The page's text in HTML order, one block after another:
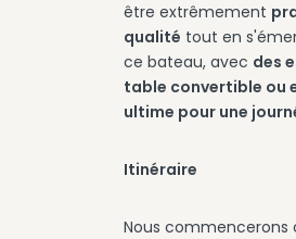
être extrêmement
qualité tout en
ce bateau, avec des
table convertible ou
ultime pour une
Itinéraire
Nous